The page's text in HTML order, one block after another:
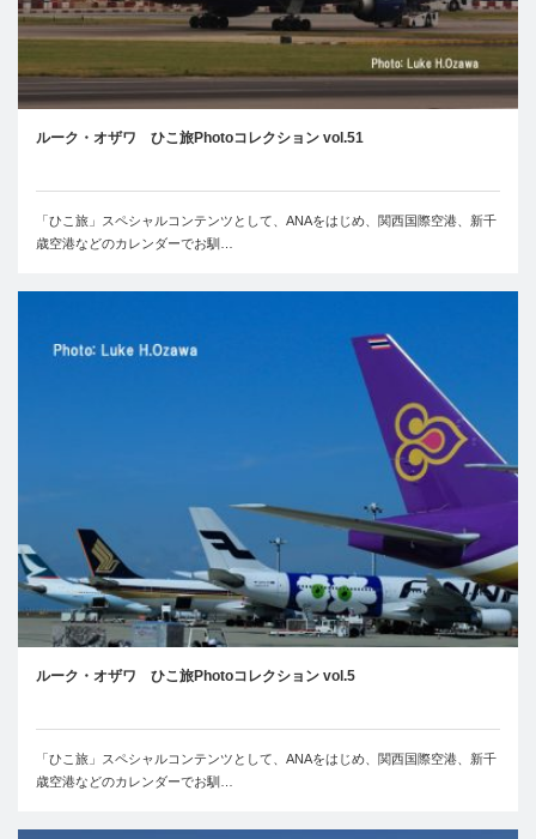
ルーク・オザワ ひこ旅Photoコレクション vol.51
「ひこ旅」スペシャルコンテンツとして、ANAをはじめ、関西国際空港、新千
歳空港などのカレンダーでお馴…
ルーク・オザワ ひこ旅Photoコレクション vol.5
「ひこ旅」スペシャルコンテンツとして、ANAをはじめ、関西国際空港、新千
歳空港などのカレンダーでお馴…